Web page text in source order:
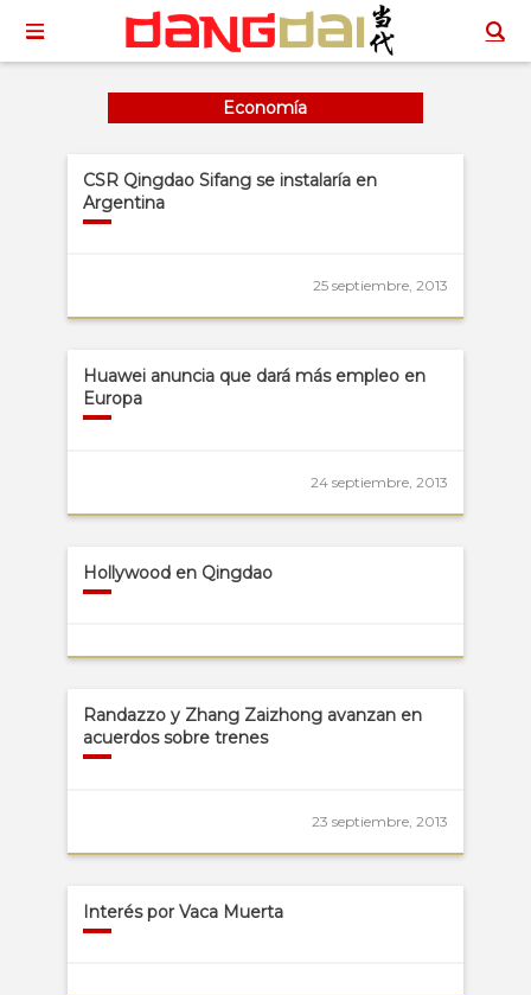
Economía
CSR Qingdao Sifang se instalaría en
Argentina
25 septiembre, 2013
Huawei anuncia que dará más empleo en
Europa
24 septiembre, 2013
Hollywood en Qingdao
Randazzo y Zhang Zaizhong avanzan en
acuerdos sobre trenes
23 septiembre, 2013
Interés por Vaca Muerta